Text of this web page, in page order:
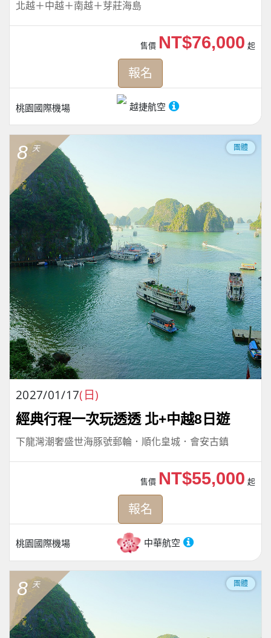
北越＋中越＋南越＋芽莊海島
桃園國際機場 越捷航空
售價 NT$76,000 起
報名
8 天 團體
2027/01/17(日)
經典行程一次玩透透 北+中越8日遊
下龍灣潮奢盛世海豚號郵輪．順化皇城．會安古鎮
桃園國際機場 中華航空
售價 NT$55,000 起
報名
8 天 團體